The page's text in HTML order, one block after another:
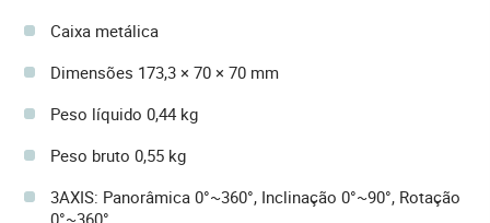
Caixa metálica
Dimensões 173,3 × 70 × 70 mm
Peso líquido 0,44 kg
Peso bruto 0,55 kg
3AXIS: Panorâmica 0°~360°, Inclinação 0°~90°, Rotação
0°~360°